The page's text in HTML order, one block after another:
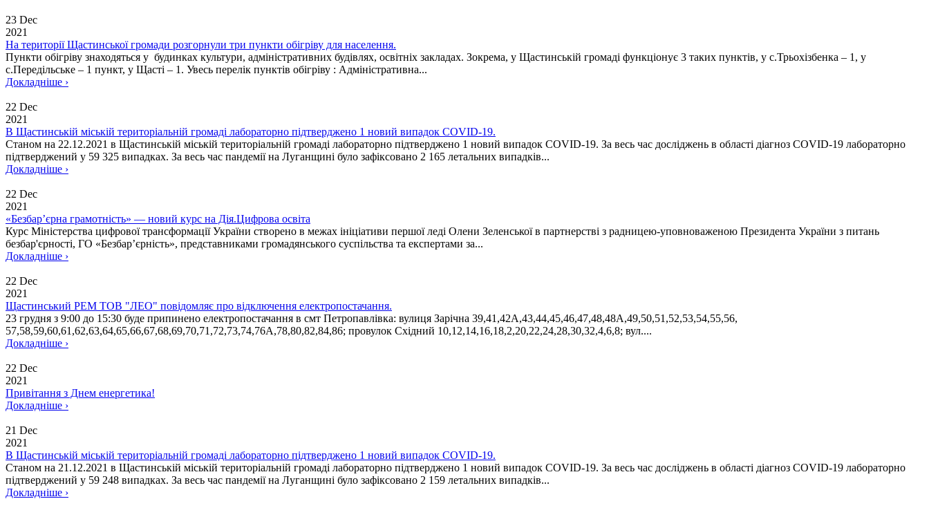
23 Dec
2021
На території Щастинської громади розгорнули три пункти обігріву для населення.
Пункти обігріву знаходяться у будинках культури, адміністративних будівлях, освітніх закладах. Зокрема, у Щастинській громаді функціонує 3 таких пунктів, у с.Трьохізбенка – 1, у
с.Передільське – 1 пункт, у Щасті – 1. Увесь перелік пунктів обігріву : Адміністративна...
Докладніше ›
22 Dec
2021
В Щастинській міській територіальній громаді лабораторно підтверджено 1 новий випадок COVID-19.
Станом на 22.12.2021 в Щастинській міській територіальній громаді лабораторно підтверджено 1 новий випадок COVID-19. За весь час досліджень в області діагноз COVID-19 лабораторно
підтверджений у 59 325 випадках. За весь час пандемії на Луганщині було зафіксовано 2 165 летальних випадків...
Докладніше ›
22 Dec
2021
«Безбар’єрна грамотність» — новий курс на Дія.Цифрова освіта
Курс Міністерства цифрової трансформації України створено в межах ініціативи першої леді Олени Зеленської в партнерстві з радницею-уповноваженою Президента України з питань
безбар'єрності, ГО «Безбар’єрність», представниками громадянського суспільства та експертами за...
Докладніше ›
22 Dec
2021
Щастинський РЕМ ТОВ "ЛЕО" повідомляє про відключення електропостачання.
23 грудня з 9:00 до 15:30 буде припинено електропостачання в смт Петропавлівка: вулиця Зарічна 39,41,42А,43,44,45,46,47,48,48А,49,50,51,52,53,54,55,56,
57,58,59,60,61,62,63,64,65,66,67,68,69,70,71,72,73,74,76А,78,80,82,84,86; провулок Східний 10,12,14,16,18,2,20,22,24,28,30,32,4,6,8; вул....
Докладніше ›
22 Dec
2021
Привітання з Днем енергетика!
Докладніше ›
21 Dec
2021
В Щастинській міській територіальній громаді лабораторно підтверджено 1 новий випадок COVID-19.
Станом на 21.12.2021 в Щастинській міській територіальній громаді лабораторно підтверджено 1 новий випадок COVID-19. За весь час досліджень в області діагноз COVID-19 лабораторно
підтверджений у 59 248 випадках. За весь час пандемії на Луганщині було зафіксовано 2 159 летальних випадків...
Докладніше ›